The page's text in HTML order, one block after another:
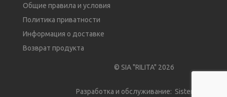
Общие правила и условия
Политика приватности
Информация о доставке
Возврат продукта
© SIA "RILITA" 2026
Разработка и обслуживание: Sistema Pro